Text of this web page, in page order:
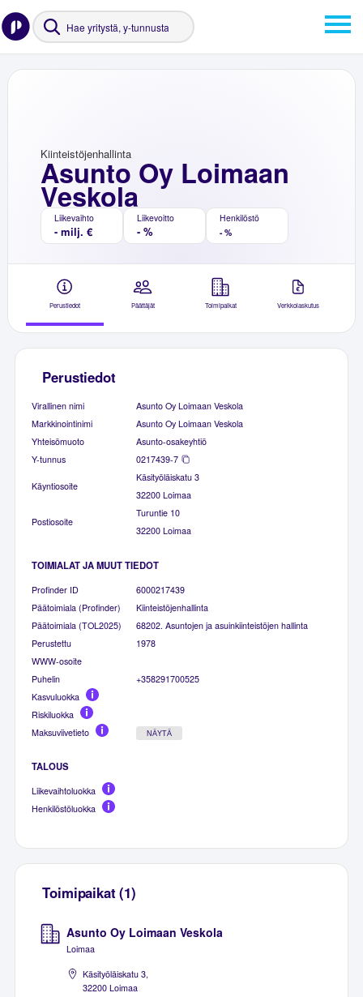
Asunto Oy Loimaan
Veskola
Kiinteistöjenhallinta
Liikevaihto
- milj. €
Liikevoitto
- %
Henkilöstö
- %
Perustiedot Päättäjät Toimipaikat Verkkolaskutus
Perustiedot
Virallinen nimi
Asunto Oy Loimaan Veskola
Markkinointinimi
Asunto Oy Loimaan Veskola
Yhteisömuoto
Asunto-osakeyhtiö
Y-tunnus
0217439-7
Käyntiosoite
Käsityöläiskatu 3
32200 Loimaa
Postiosoite
Turuntie 10
32200 Loimaa
TOIMIALAT JA MUUT TIEDOT
Profinder ID
6000217439
Päätoimiala (Profinder)
Kiinteistöjenhallinta
Päätoimiala (TOL2025)
68202. Asuntojen ja asuinkiinteistöjen hallinta
Perustettu
1978
WWW-osoite
Puhelin
+358291700525
Kasvuluokka
Riskiluokka
Maksuviivetieto
NÄYTÄ
TALOUS
Liikevaihtoluokka
Henkilöstöluokka
Toimipaikat (1)
Asunto Oy Loimaan Veskola
Loimaa
Käsityöläiskatu 3,
32200 Loimaa